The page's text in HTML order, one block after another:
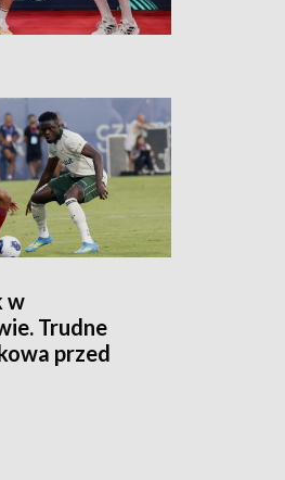
w
Trudne
przed